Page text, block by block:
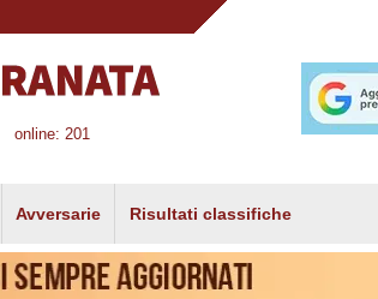
online: 201
Avversarie Risultati classifiche